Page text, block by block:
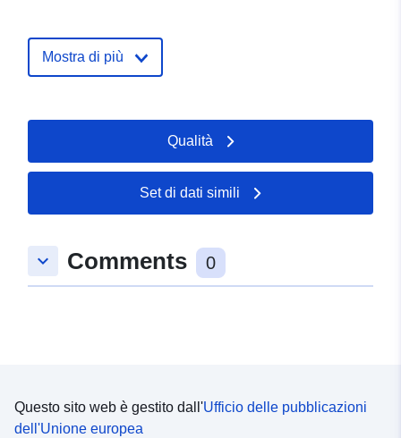
Registro del
catalogo:
Spaziale: Coordinate: [ [ 8.7997486,
52.6917998 ], [ 8.802496,
52.6917998 ], [ 8.802496,
52.6910267 ], [ 8.7997486,
uriRef:
http://data.europa.eu/88u/dataset/
Mostra di più
Qualità
Set di dati simili
keyboard_arrow_down Comments 0
Questo sito web è gestito dall'Ufficio delle pubblicazioni
dell'Unione europea